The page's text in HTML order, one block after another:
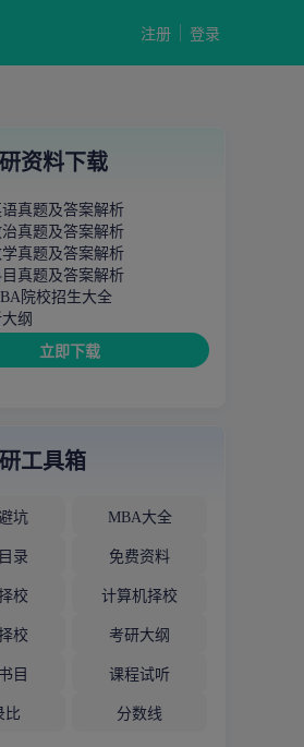
注册 登录
资料下载
真题及答案解析
真题及答案解析
真题及答案解析
真题及答案解析
院校招生大全
纲
立即下载
工具箱
坑 MBA大全
录 免费资料
校 计算机择校
校 考研大纲
目 课程试听
比 分数线